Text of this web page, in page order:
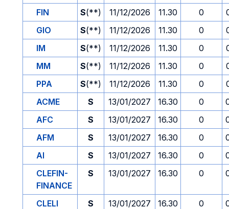
FIN
S(**) 11/12/2026 11.30 0
GIO
S(**) 11/12/2026 11.30 0
IM
S(**) 11/12/2026 11.30 0
MM
S(**) 11/12/2026 11.30 0
PPA
S(**) 11/12/2026 11.30 0
ACME
S 13/01/2027 16.30 0
AFC
S 13/01/2027 16.30 0
AFM
S 13/01/2027 16.30 0
AI
S 13/01/2027 16.30 0
CLEFIN-
FINANCE
S 13/01/2027 16.30 0
CLELI S 13/01/2027 16.30 0